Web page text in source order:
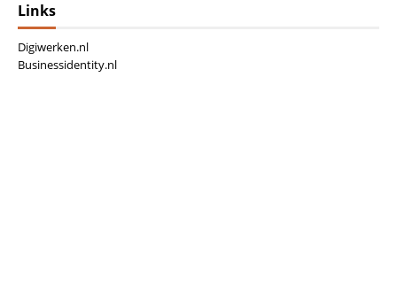
Links
Digiwerken.nl
Businessidentity.nl